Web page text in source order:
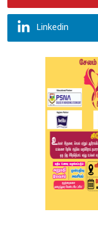
Linkedin